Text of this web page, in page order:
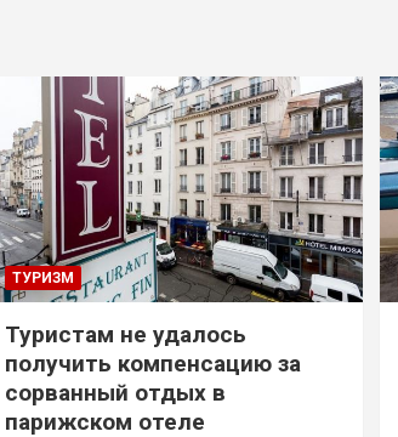
ТУРИЗМ
Туристам не удалось
получить компенсацию за
сорванный отдых в
парижском отеле